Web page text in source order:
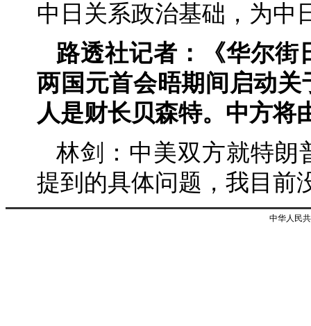
中日关系政治基础，为中
路透社记者：《华尔街
两国元首会晤期间启动
人是财长贝森特。中方将
林剑：中美双方就特朗
提到的具体问题，我目前
中华人民